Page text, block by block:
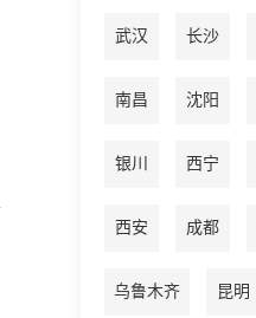
武汉 长沙
南昌 沈阳
银川 西宁
西安 成都
乌鲁木齐 昆明